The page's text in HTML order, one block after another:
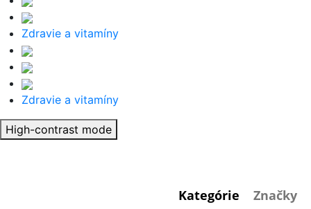
Zdravie a vitamíny
Zdravie a vitamíny
High-contrast mode
Kategórie Značky